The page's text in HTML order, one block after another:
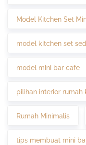
Model Kitchen Set
model kitchen set
model mini bar cafe
pilihan interior
Rumah Minimalis
tips membuat mini